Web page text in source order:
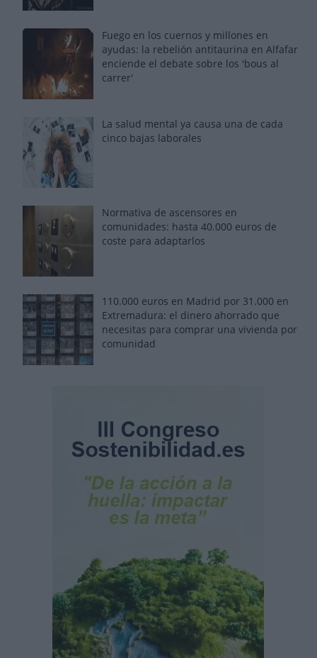
Fuego en los cuernos y millones en
ayudas: la rebelión antitaurina en Alfafar
enciende el debate sobre los 'bous al
carrer'
La salud mental ya causa una de cada
cinco bajas laborales
Normativa de ascensores en
comunidades: hasta 40.000 euros de
coste para adaptarlos
110.000 euros en Madrid por 31.000 en
Extremadura: el dinero ahorrado que
necesitas para comprar una vivienda por
comunidad